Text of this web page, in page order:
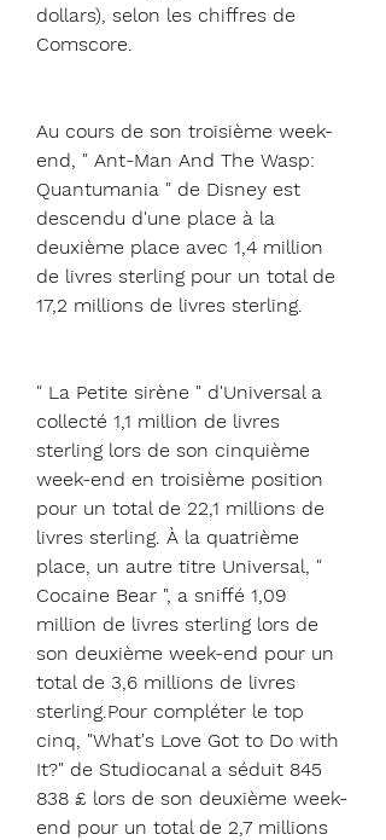
dollars), selon les chiffres de
Comscore.
Au cours de son troisième week-
end, " Ant-Man And The Wasp:
Quantumania " de Disney est
descendu d'une place à la
deuxième place avec 1,4 million
de livres sterling pour un total de
17,2 millions de livres sterling.
" La Petite sirène " d'Universal a
collecté 1,1 million de livres
sterling lors de son cinquième
week-end en troisième position
pour un total de 22,1 millions de
livres sterling. À la quatrième
place, un autre titre Universal, "
Cocaine Bear ", a sniffé 1,09
million de livres sterling lors de
son deuxième week-end pour un
total de 3,6 millions de livres
sterling.Pour compléter le top
cinq, "What's Love Got to Do with
It?" de Studiocanal a séduit 845
838 £ lors de son deuxième week-
end pour un total de 2,7 millions